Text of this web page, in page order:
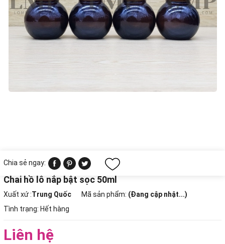
Chia sẻ ngay:
Chai hồ lô nắp bật sọc 50ml
Xuất xứ :Trung Quốc Mã sản phẩm: (Đang cập nhật...)
Tình trạng: Hết hàng
Liên hệ